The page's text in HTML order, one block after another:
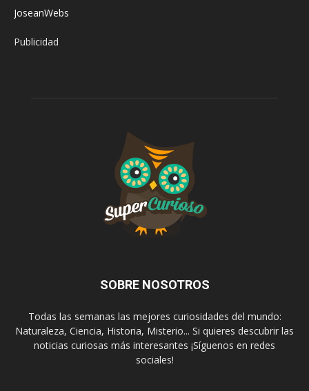
JoseanWebs
Publicidad
SOBRE NOSOTROS
Todas las semanas las mejores curiosidades del mundo:
Naturaleza, Ciencia, Historia, Misterio... Si quieres descubrir las
noticias curiosas más interesantes ¡Síguenos en redes
sociales!